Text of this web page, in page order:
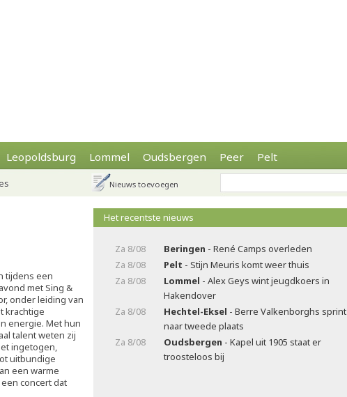
Leopoldsburg Lommel Oudsbergen Peer Pelt
Nieuws toevoegen
tijdens een
met Sing &
onder leiding van
krachtige
energie. Met hun
talent weten zij
ingetogen,
uitbundige
een warme
concert dat
Het recentste nieuws
Za 8/08 Beringen - René Camps overleden
Za 8/08
Pelt - Stijn Meuris komt weer thuis
Za 8/08
Lommel - Alex Geys wint jeugdkoers in
Hakendover
Za 8/08
Hechtel-Eksel - Berre Valkenborghs sprint
naar tweede plaats
Za 8/08
Oudsbergen - Kapel uit 1905 staat er
troosteloos bij